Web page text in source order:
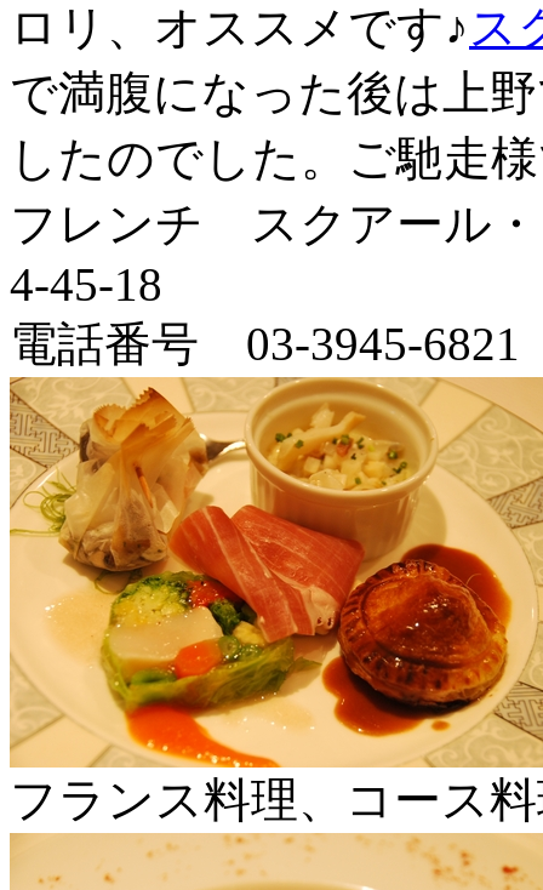
ロリ、オススメです♪ ス
で満腹になった後は上
したのでした。ご馳走
フレンチ スクアール
4-45-18
電話番号 03-3945-6821
フランス料理、コース